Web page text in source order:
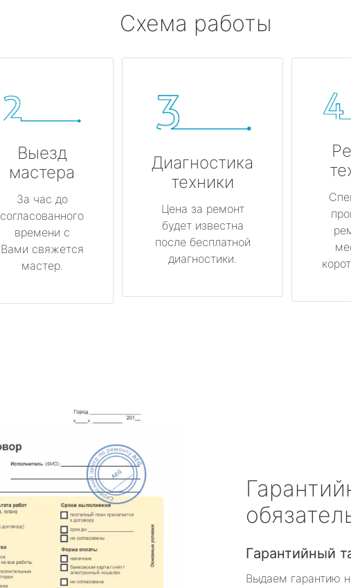
Схема работы
Выезд
мастера
За час до
согласованного
времени с
Вами свяжется
мастер.
Диагностика
техники
Цена за ремонт
будет известна
после бесплатной
диагностики.
Гарантийный
Выдаем гарантию